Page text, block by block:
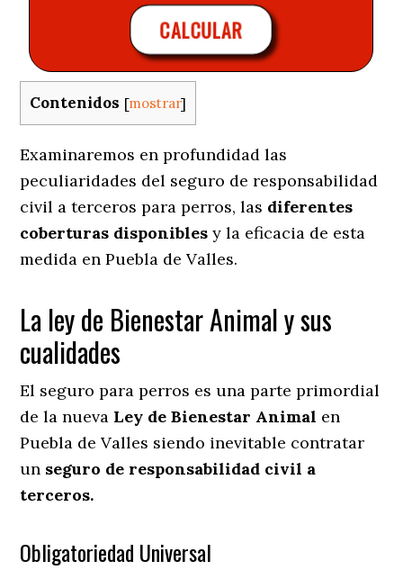
CALCULAR
Contenidos [mostrar]
Examinaremos en profundidad las
peculiaridades del seguro de responsabilidad
civil a terceros para perros, las diferentes
coberturas disponibles y la eficacia de esta
medida en Puebla de Valles.
La ley de Bienestar Animal y sus
cualidades
El seguro para perros es una parte primordial
de la nueva Ley de Bienestar Animal en
Puebla de Valles siendo inevitable contratar
un seguro de responsabilidad civil a
terceros.
Obligatoriedad Universal